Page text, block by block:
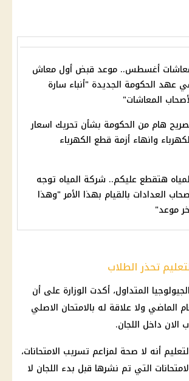
أغسطس.. موعد قبض أول معاش
عهد الحكومة الجديدة "أنباء سارة
المعاشات"
هام من الحكومة بشأن تحريك اسعار
وانهاء أزمة قطع الكهرباء
هتقطع عليكم.. شركة المياه توجه
العدادات بالقيام بهذا الأمر "وهذا
موعد"
تحذر الطلاب
المتداول، أكدت الوزارة على أن
الماضي ولا علاقة له بالامتحان الاصلي
الان داخل اللجان.
أنه لا صحة لمزاعم تسريب الامتحانات،
التي تم نشرها قبل بدء اللجان لا